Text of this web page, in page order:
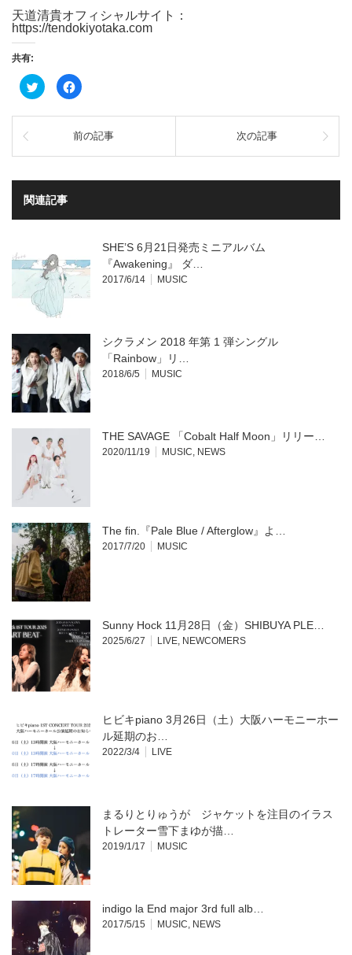
天道清貴オフィシャルサイト：
https://tendokiyotaka.com
共有:
ク
リ
共
(新
い
ウ
開
き
ま
す)
Facebook
で
る
に
ク
ッ
し
い
ィ
ン
き
ま
す)
前の記事 次の記事
関連記事
SHE’S 6月21日発売ミニアルバム
『Awakening』 ダ…
2017/6/14 MUSIC
シクラメン 2018 年第 1 弾シングル
「Rainbow」リ…
2018/6/5 MUSIC
THE SAVAGE 「Cobalt Half Moon」リリー…
2020/11/19 MUSIC, NEWS
The fin.『Pale Blue / Afterglow』よ…
2017/7/20 MUSIC
Sunny Hock 11月28日（金）SHIBUYA PLE…
2025/6/27 LIVE, NEWCOMERS
ヒビキpiano 3月26日（土）大阪ハーモニーホー
ル延期のお…
2022/3/4 LIVE
まるりとりゅうが ジャケットを注目のイラス
トレーター雪下まゆが描…
2019/1/17 MUSIC
indigo la End major 3rd full alb…
2017/5/15 MUSIC, NEWS